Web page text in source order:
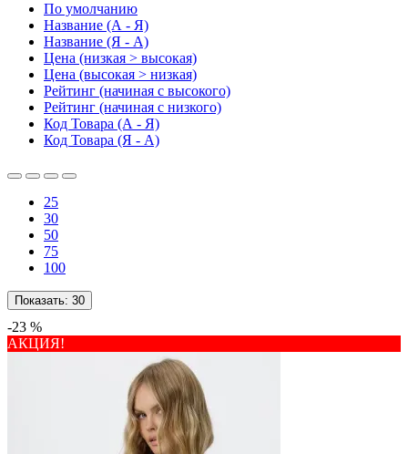
По умолчанию
Название (А - Я)
Название (Я - А)
Цена (низкая > высокая)
Цена (высокая > низкая)
Рейтинг (начиная с высокого)
Рейтинг (начиная с низкого)
Код Товара (А - Я)
Код Товара (Я - А)
25
30
50
75
100
Показать: 30
-23 %
АКЦИЯ!